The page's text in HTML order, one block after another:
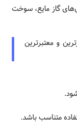
گاز مایع، سوخت
و معتبرترین
متناسب باشد.